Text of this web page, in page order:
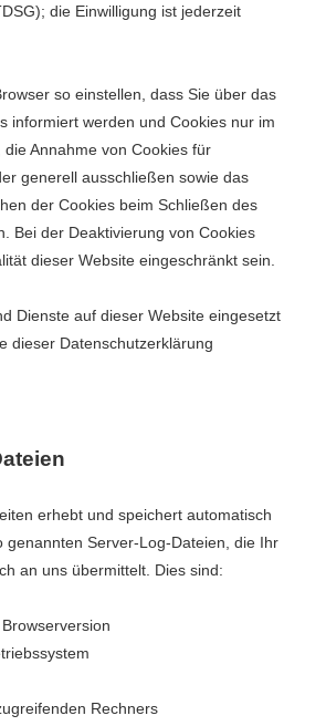
die Einwilligung ist jederzeit
so einstellen, dass Sie über das
informiert werden und Cookies nur im
die Annahme von Cookies für
generell ausschließen sowie das
der Cookies beim Schließen des
Bei der Deaktivierung von Cookies
dieser Website eingeschränkt sein.
Dienste auf dieser Website eingesetzt
dieser Datenschutzerklärung
erhebt und speichert automatisch
genannten Server-Log-Dateien, die Ihr
an uns übermittelt. Dies sind:
Rechners